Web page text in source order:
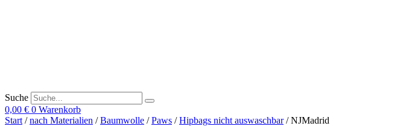
Suche
0,00 € 0 Warenkorb
Start /nach Materialien /Baumwolle /Paws /Hipbags nicht auswaschbar/ NJMadrid